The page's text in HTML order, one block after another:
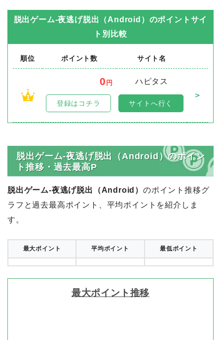
脱出ゲーム-夜逃げ脱出（Android） のポイントサイ
ト別比較
順位 ポイント数 サイト名
1
0 円
ハピタス
＞
登録はコチラ サイトへ行く
脱出ゲーム-夜逃げ脱出（Android）のポイン
ト推移・過去最高P
脱出ゲーム-夜逃げ脱出（Android） のポイント推移グ
ラフと過去最高ポイント、平均ポイントを紹介しま
す。
最大ポイント 平均ポイント 最低ポイント
最大ポイント推移